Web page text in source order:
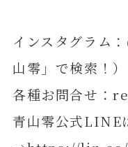
インスタグラム
山零」で検索！）
各種お問合せ：
青山零公式LINE